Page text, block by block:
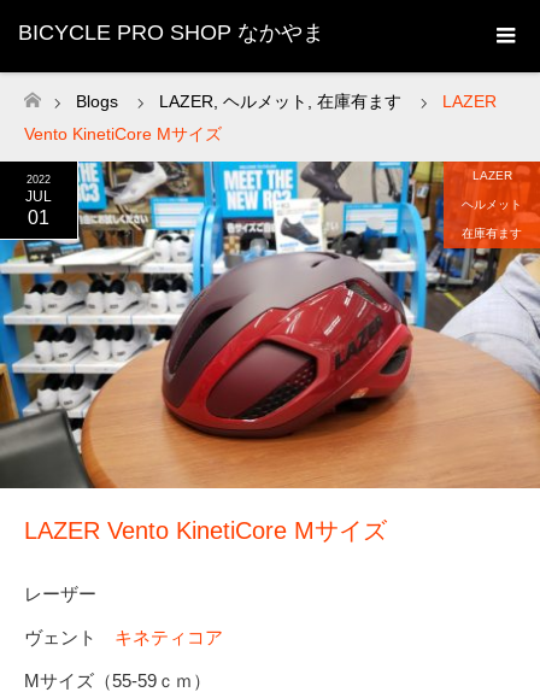
BICYCLE PRO SHOP なかやま
ホーム
Blogs LAZER ヘルメット 在庫有ます
LAZER
Vento KinetiCore Mサイズ
2022
JUL
01
LAZER
ヘルメット
在庫有ます
LAZER Vento KinetiCore Mサイズ
レーザー
ヴェント キネティコア
Mサイズ（55-59ｃｍ）